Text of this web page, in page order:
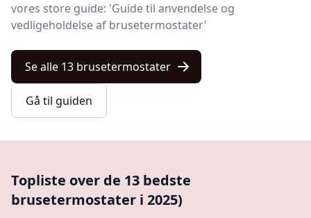
vores store guide: 'Guide til anvendelse og
vedligeholdelse af brusetermostater'
Se alle 13 brusetermostater
Gå til guiden
Topliste over de 13 bedste
brusetermostater i 2025)